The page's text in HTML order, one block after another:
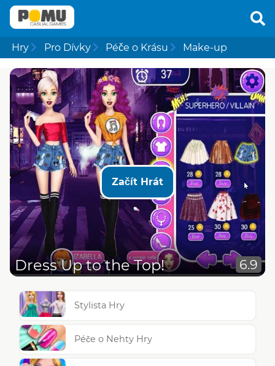
Hry Pro Dívky Péče o Krásu Make-up
Začít Hrát
Dress Up to the Top! 6.9
Stylista Hry
Péče o Nehty Hry